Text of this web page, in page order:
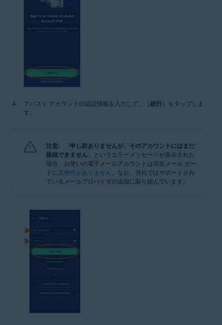
アバスト アカウントの認証情報を入力して、［続行］をタップしま
す。
注意:
申し訳ありませんが、そのアカウントにはまだ
接続できません 」というエラーメッセージが表示された
場合、お使いの電子メールアカウントは現在メール ガー
ドに互換性がありません
。なお、当社ではサポートされ
ているメールプロバイダの追加に取り組んでいます。